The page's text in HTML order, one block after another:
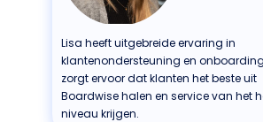
Lisa heeft uitgebreide ervaring in
klantenondersteuning en
zorgt ervoor dat klanten het beste uit
Boardwise halen en service van het
niveau krijgen.